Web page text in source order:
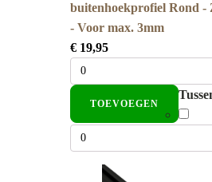
buitenhoekprofiel Rond -
- Voor max. 3mm
€ 19,95
TOEVOEGEN